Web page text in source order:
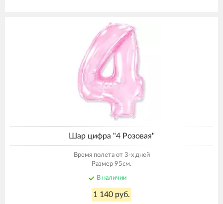
Шар цифра "4 Розовая"
Время полета от 3-х дней
Размер 95см.
В наличии
1 140 руб.